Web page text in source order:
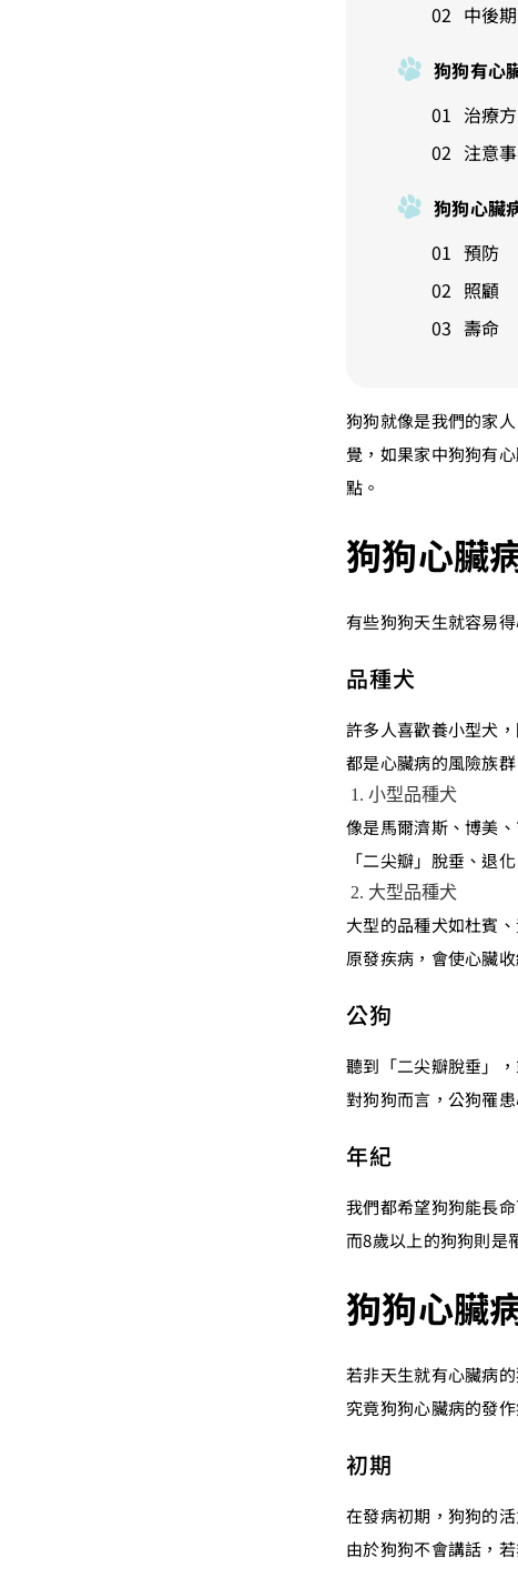
中後期
狗狗有心
治療
注意
狗狗心臟
預防
照顧
壽命
狗狗就像是我們的家
覺，如果家中狗狗有
點。
狗狗心臟
有些狗狗天生就容易
品種犬
許多人喜歡養小型犬
都是心臟病的風險族群
小型品種犬
像是馬爾濟斯、博美
「二尖瓣」脫垂、退
大型品種犬
大型的品種犬如杜賓
原發疾病，會使心臟
公狗
聽到「二尖瓣脫垂」
對狗狗而言，公狗罹
年紀
我們都希望狗狗能長
而8歲以上的狗狗則是
狗狗心臟
若非天生就有心臟病
究竟狗狗心臟病的發
初期
在發病初期，狗狗的
由於狗狗不會講話，